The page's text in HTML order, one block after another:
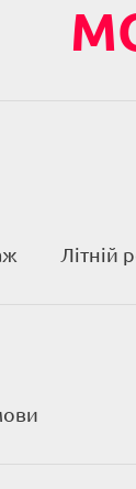
Літній